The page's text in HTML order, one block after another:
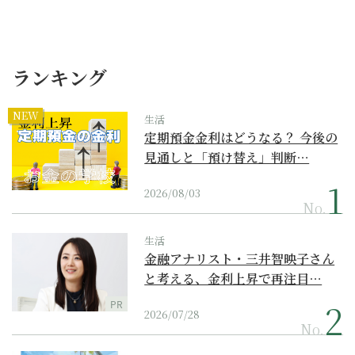
ランキング
NEW 生活
定期預金金利はどうなる？ 今後の
見通しと「預け替え」判断…
2026/08/03
No.
PR
生活
金融アナリスト・三井智映子さん
と考える、金利上昇で再注目…
2026/07/28
No.